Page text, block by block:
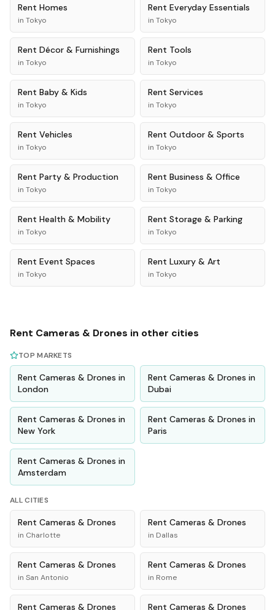
Rent Homes
in Tokyo
Rent Everyday Essentials
in Tokyo
Rent Décor & Furnishings
in Tokyo
Rent Tools
in Tokyo
Rent Baby & Kids
in Tokyo
Rent Services
in Tokyo
Rent Vehicles
in Tokyo
Rent Outdoor & Sports
in Tokyo
Rent Party & Production
in Tokyo
Rent Business & Office
in Tokyo
Rent Health & Mobility
in Tokyo
Rent Storage & Parking
in Tokyo
Rent Event Spaces
in Tokyo
Rent Luxury & Art
in Tokyo
Rent Cameras & Drones in other cities
TOP MARKETS
Rent Cameras & Drones in
London
Rent Cameras & Drones in
Dubai
Rent Cameras & Drones in
New York
Rent Cameras & Drones in
Paris
Rent Cameras & Drones in
Amsterdam
ALL CITIES
Rent Cameras & Drones
in Charlotte
Rent Cameras & Drones
in Dallas
Rent Cameras & Drones
in San Antonio
Rent Cameras & Drones
in Rome
Rent Cameras & Drones Rent Cameras & Drones